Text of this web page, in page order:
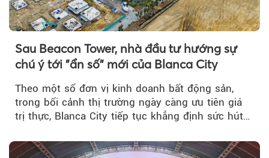
Sau Beacon Tower, nhà đầu tư hướng sự
chú ý tới "ẩn số" mới của Blanca City
Theo một số đơn vị kinh doanh bất động sản,
trong bối cảnh thị trường ngày càng ưu tiên giá
trị thực, Blanca City tiếp tục khẳng định sức hút